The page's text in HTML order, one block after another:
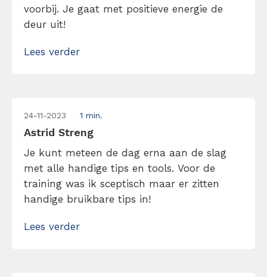
voorbij. Je gaat met positieve energie de
deur uit!
Lees verder
24-11-2023 1 min.
Astrid Streng
Je kunt meteen de dag erna aan de slag
met alle handige tips en tools. Voor de
training was ik sceptisch maar er zitten
handige bruikbare tips in!
Lees verder